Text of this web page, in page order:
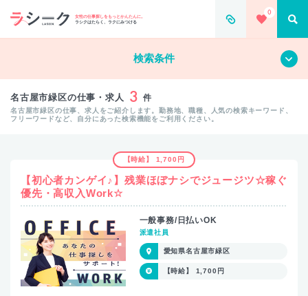
女性の仕事探しをもっとかんたんに。
ラシクはたらく、ラクにみつける
0
すべて クリア
検索条件
名古屋市緑区の仕事・求人 3 件
名古屋市緑区の仕事、求人をご紹介します。勤務地、職種、人気の検索キーワード、
フリーワードなど、自分にあった検索機能をご利用ください。
【時給】 1,700円
【初心者カンゲイ♪】残業ほぼナシでジュージツ☆稼ぐ
優先・高収入Work☆
一般事務/日払いOK
派遣社員
愛知県名古屋市緑区
【時給】 1,700円